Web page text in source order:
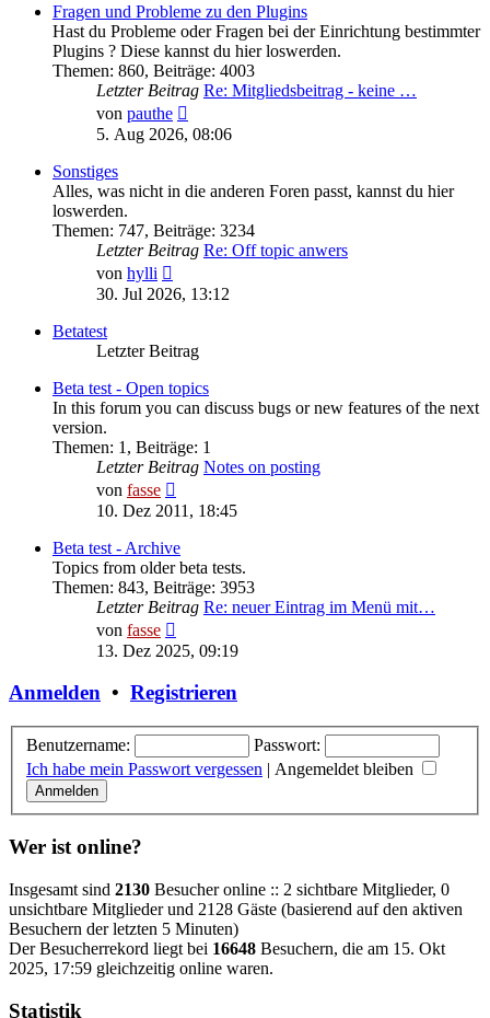
Fragen und Probleme zu den Plugins
Hast du Probleme oder Fragen bei der Einrichtung bestimmter
Plugins ? Diese kannst du hier loswerden.
Themen: 860, Beiträge: 4003
Letzter Beitrag Re: Mitgliedsbeitrag - keine …
von pauthe
Beitrag
5. Aug 2026, 08:06
Sonstiges
Alles, was nicht in die anderen Foren passt, kannst du hier
loswerden.
Themen: 747, Beiträge: 3234
Letzter Beitrag Re: Off topic anwers
von hylli
Beitrag
30. Jul 2026, 13:12
Betatest
Letzter Beitrag
Beta test - Open topics
In this forum you can discuss bugs or new features of the next
version.
Themen: 1 , Beiträge: 1
Letzter Beitrag Notes on posting
von fasse
Beitrag
10. Dez 2011, 18:45
Beta test - Archive
Topics from older beta tests.
Themen: 843, Beiträge: 3953
Letzter Beitrag Re: neuer Eintrag im Menü mit…
von fasse
Beitrag
13. Dez 2025, 09:19
Anmelden • Registrieren
Benutzername:
Passwort:
Ich habe mein Passwort vergessen | Angemeldet bleiben
Wer ist online?
Insgesamt sind 2130 Besucher online :: 2 sichtbare Mitglieder, 0
unsichtbare Mitglieder und 2128 Gäste (basierend auf den aktiven
Besuchern der letzten 5 Minuten)
Der Besucherrekord liegt bei 16648 Besuchern, die am 15. Okt
2025, 17:59 gleichzeitig online waren.
Statistik